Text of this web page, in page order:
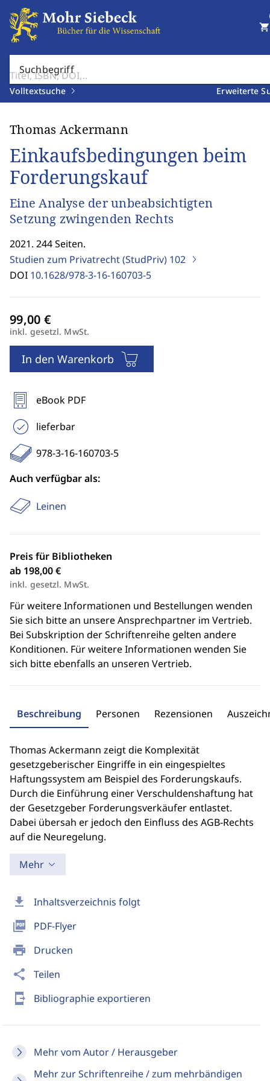
Suchbegriff
Volltextsuche Erweiterte
shopping_cart
download Inhaltsverzeichnis folgt
picture_as_pdf PDF-Flyer
print Drucken
share Teilen
send_to_mobile Bibliographie exportieren
Mehr vom Autor / Herausgeber
Mehr zur Schriftenreihe / zum mehrbändigen
Thomas Ackermann
Einkaufsbedingungen beim
Forderungskauf
Eine Analyse der unbeabsichtigten
Setzung zwingenden Rechts
2021. 244 Seiten.
Studien zum Privatrecht (StudPriv) 102
DOI 10.1628/978-3-16-160703-5
inkl. gesetzl. MwSt.
In den Warenkorb
eBook PDF
lieferbar
978-3-16-160703-5
Auch verfügbar als:
Leinen
Preis für Bibliotheken
ab 198,00 €
inkl. gesetzl. MwSt.
Für weitere Informationen und Bestellungen wenden
Sie sich bitte an unsere Ansprechpartner im Vertrieb.
Bei Subskription der Schriftenreihe gelten andere
Konditionen. Für weitere Informationen wenden Sie
sich bitte ebenfalls an unseren Vertrieb.
Beschreibung Personen Rezensionen
Thomas Ackermann zeigt die Komplexität
gesetzgeberischer Eingriffe in ein eingespieltes
Haftungssystem am Beispiel des Forderungskaufs.
Durch die Einführung einer Verschuldenshaftung hat
der Gesetzgeber Forderungsverkäufer entlastet.
Dabei übersah er jedoch den Einfluss des AGB-Rechts
auf die Neuregelung.
Mehr